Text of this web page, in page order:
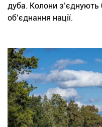
дуба. Колони
об’єднання нації.